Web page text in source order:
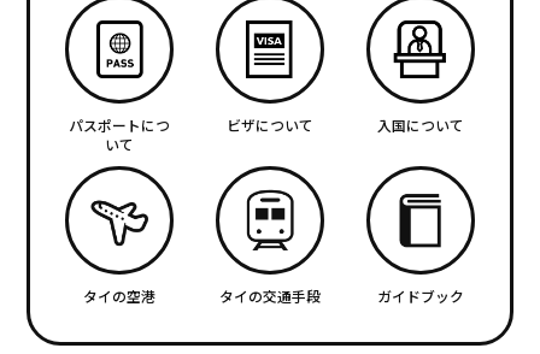
パスポートにつ
いて
ビザについて 入国について
タイの空港 タイの交通手段 ガイドブック